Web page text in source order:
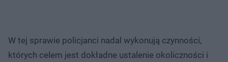
W tej sprawie policjanci nadal wykonują czynności,
których celem jest dokładne ustalenie okoliczności i